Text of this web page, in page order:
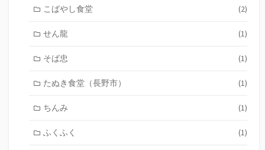
こばやし食堂 (2)
せん龍 (1)
そば忠 (1)
たぬき食堂（長野市） (1)
ちんみ (1)
ふくふく (1)